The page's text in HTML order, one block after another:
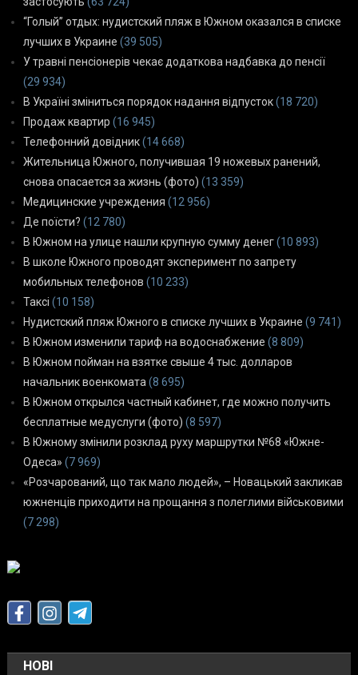
“Голый” отдых: нудистский пляж в Южном оказался в списке
лучших в Украине (39 505)
У травні пенсіонерів чекає додаткова надбавка до пенсії
(29 934)
В Україні зміниться порядок надання відпусток(18 720)
Продаж квартир (16 945)
Телефонний довідник(14 668)
Жительница Южного, получившая 19 ножевых ранений,
снова опасается за жизнь (фото) (13 359)
Медицинские учреждения (12 956)
Де поїсти? (12 780)
В Южном на улице нашли крупную сумму денег(10 893)
В школе Южного проводят эксперимент по запрету
мобильных телефонов (10 233)
Таксі (10 158)
Нудистский пляж Южного в списке лучших в Украине (9 741)
В Южном изменили тариф на водоснабжение (8 809)
В Южном пойман на взятке свыше 4 тыс. долларов
начальник военкомата (8 695)
В Южном открылся частный кабинет, где можно получить
бесплатные медуслуги (фото) (8 597)
В Южному змінили розклад руху маршрутки №68 «Южне-
Одеса» (7 969)
«Розчарований, що так мало людей», – Новацький закликав
южненців приходити на прощання з полеглими військовими
(7 298)
НОВІ